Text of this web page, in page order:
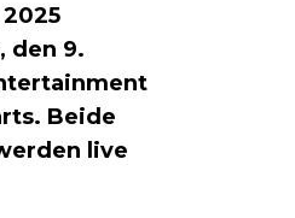
2025
den 9.
Beide
live